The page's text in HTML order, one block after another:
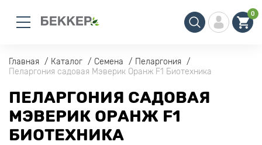
0
Главная Каталог Семена
Пеларгония
Пеларгония садовая Мэверик Оранж F1 Биотехника
ПЕЛАРГОНИЯ САДОВАЯ
МЭВЕРИК ОРАНЖ F1
БИОТЕХНИКА